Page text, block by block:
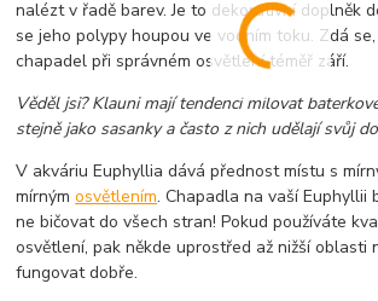
nalézt v řadě barev. Je to dekorativní doplněk
se jeho polypy houpou ve vodním toku. Zdá
chapadel při správném osvětlení téměř září.
Věděl jsi? Klauni mají tendenci milovat
stejně jako sasanky a často z nich udělají svůj
V akváriu Euphyllia dává přednost místu s
mírnýmosvětlením. Chapadla na vaší Euphyllii
ne bičovat do všech stran! Pokud používáte
osvětlení, pak někde uprostřed až nižší oblasti
fungovat dobře.